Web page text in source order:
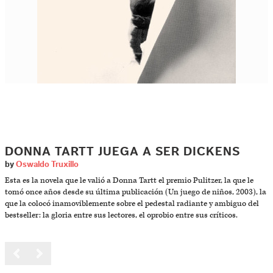
DONNA TARTT JUEGA A SER DICKENS
by Oswaldo Truxillo
Esta es la novela que le valió a Donna Tartt el premio Pulitzer, la que le
tomó once años desde su última publicación (Un juego de niños, 2003), la
que la colocó inamoviblemente sobre el pedestal radiante y ambiguo del
bestseller: la gloria entre sus lectores, el oprobio entre sus críticos.